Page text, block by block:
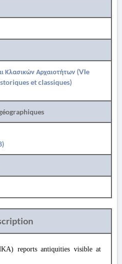
Κλασικών Αρχαιοτήτων (VIe
et classiques)
reports antiquities visible at